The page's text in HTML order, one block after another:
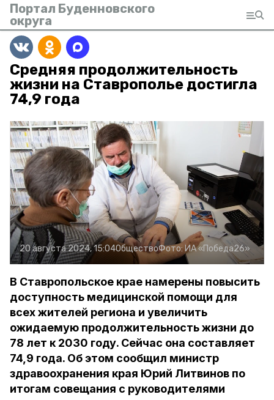
Портал Буденновского
округа
Средняя продолжительность
жизни на Ставрополье достигла
74,9 года
20 августа 2024, 15:04ОбществоФото:ИА «Победа26»
В Ставропольское крае намерены повысить
доступность медицинской помощи для
всех жителей региона и увеличить
ожидаемую продолжительность жизни до
78 лет к 2030 году. Сейчас она составляет
74,9 года. Об этом сообщил министр
здравоохранения края Юрий Литвинов по
итогам совещания с руководителями